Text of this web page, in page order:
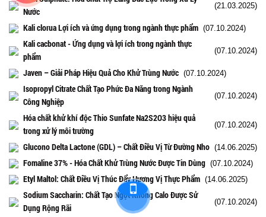
Nước
(21.03.2025)
Kali clorua Lợi ích và ứng dụng trong ngành thực phẩm (07.10.2024)
Kali cacbonat - Ứng dụng và lợi ích trong ngành thực
phẩm
(07.10.2024)
Javen – Giải Pháp Hiệu Quả Cho Khử Trùng Nước (07.10.2024)
Isopropyl Citrate Chất Tạo Phức Đa Năng trong Ngành
Công Nghiệp
(07.10.2024)
Hóa chất khử khí độc Thio Sunfate Na2S2O3 hiệu quả
trong xử lý môi trường
(07.10.2024)
Glucono Delta Lactone (GDL) – Chất Điều Vị Từ Đường Nho (14.06.2025)
Fomaline 37% - Hóa Chất Khử Trùng Nước Được Tin Dùng (07.10.2024)
Etyl Maltol: Chất Điều Vị Thúc Đẩy Hương Vị Thực Phẩm (14.06.2025)
Sodium Saccharin: Chất Tạo Ngọt Không Calo Được Sử
Dụng Rộng Rãi
(07.10.2024)